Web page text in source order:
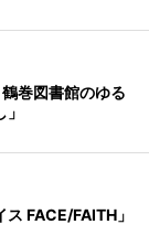
巻図書館のゆる
FACE/FAITH」